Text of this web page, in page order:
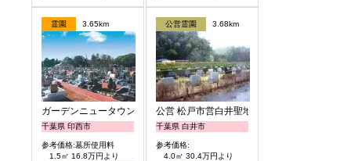
霊園 3.65km
ガーデンニュータウン霊園
千葉県 印西市
参考価格:墓所使用料
1.5㎡ 16.8万円より
公営霊園 3.68km
公営 松戸市営白井聖地公園
千葉県 白井市
参考価格:
4.0㎡ 30.4万円より